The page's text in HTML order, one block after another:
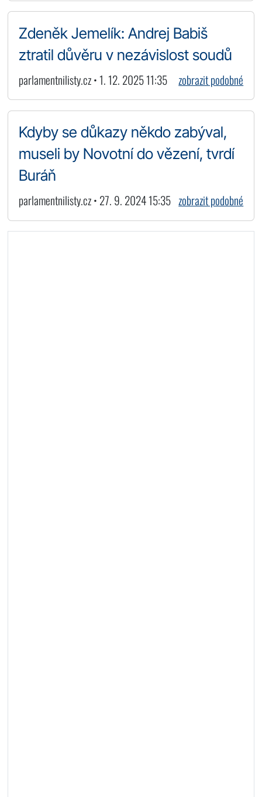
Zdeněk Jemelík: Andrej Babiš
ztratil důvěru v nezávislost soudů
parlamentnilisty.cz • 1. 12. 2025 11:35 zobrazit podobné
Kdyby se důkazy někdo zabýval,
museli by Novotní do vězení, tvrdí
Buráň
parlamentnilisty.cz • 27. 9. 2024 15:35 zobrazit podobné